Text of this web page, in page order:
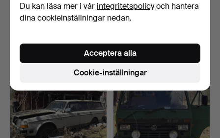
EXPRESS.
Klubbades 15 jun 2026
1-H.
Klubbades 15 jun 2026
Du kan läsa mer i vår integritetspolicyoch hantera
dina cookieinställningar nedan.
Cookie-inställningar
Acceptera alla